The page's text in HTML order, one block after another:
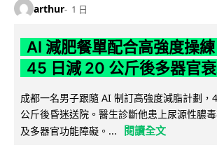
arthur 1 日
AI 減肥餐單配合高強度操
45 日減 20 公斤後多器官
成都一名男子跟隨 AI 制訂高強度減脂計劃，
公斤後昏迷送院。醫生診斷他患上尿源性膿
及多器官功能障礙。...
閱讀全文